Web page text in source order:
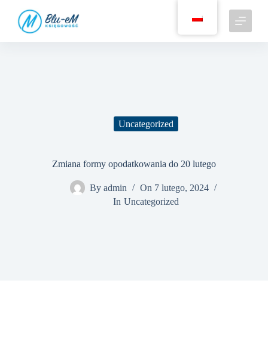
Uncategorized
Zmiana formy opodatkowania do 20 lutego
By admin On 7 lutego, 2024
In Uncategorized